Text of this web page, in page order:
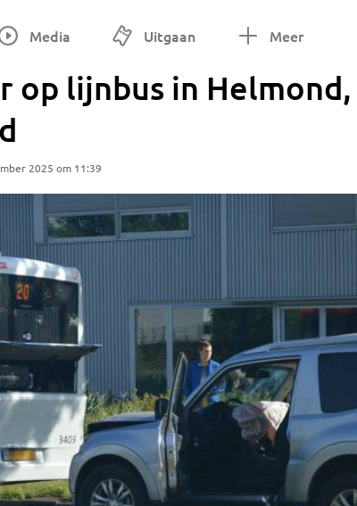
Media Uitgaan Meer
op lijnbus in Helmond,
2025 om 11:39